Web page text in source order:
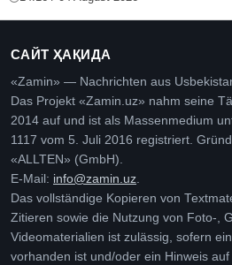
САЙТ ҲАҚИДА
«Zamin» — Nachrichten aus
Das Projekt «Zamin.uz» nahm seine
2014 auf und ist als Massenmedium
1117 vom 5. Juli 2016 registriert.
«ALLTEN» (GmbH).
E-Mail: info@zamin.uz.
Das vollständige Kopieren von
Zitieren sowie die Nutzung von Foto-,
Videomaterialien ist zulässig, sofern
vorhanden ist und/oder ein Hinweis